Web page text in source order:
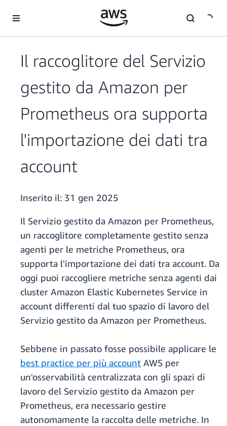
Il raccoglitore del Servizio
gestito da Amazon per
Prometheus ora supporta
l'importazione dei dati tra
account
Inserito il: 31 gen 2025
Il Servizio gestito da Amazon per Prometheus,
un raccoglitore completamente gestito senza
agenti per le metriche Prometheus, ora
supporta l'importazione dei dati tra account. Da
oggi puoi raccogliere metriche senza agenti dai
cluster Amazon Elastic Kubernetes Service in
account differenti dal tuo spazio di lavoro del
Servizio gestito da Amazon per Prometheus.
Sebbene in passato fosse possibile applicare le
best practice per più account AWS per
un'osservabilità centralizzata con gli spazi di
lavoro del Servizio gestito da Amazon per
Prometheus, era necessario gestire
autonomamente la raccolta delle metriche. In